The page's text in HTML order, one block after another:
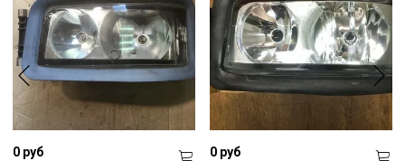
0 руб 0 руб